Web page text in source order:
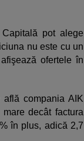
pot alege
nu este cu un
ofertele în
compania AIK
decât factura
în plus, adică 2,7